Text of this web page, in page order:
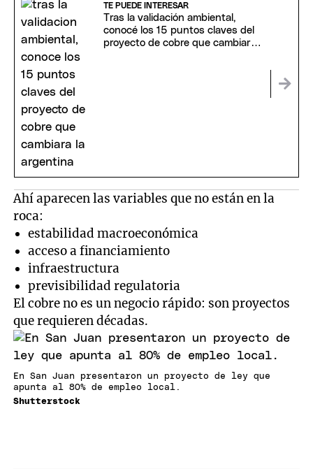
TE PUEDE INTERESAR
Tras la validación ambiental,
conocé los 15 puntos claves del
proyecto de cobre que cambiará
Ahí aparecen las variables que no están en la
roca:
estabilidad macroeconómica
acceso a financiamiento
infraestructura
previsibilidad regulatoria
El cobre no es un negocio rápido: son proyectos
que requieren décadas.
En San Juan presentaron un proyecto de ley que
apunta al 80% de empleo local.
Shutterstock